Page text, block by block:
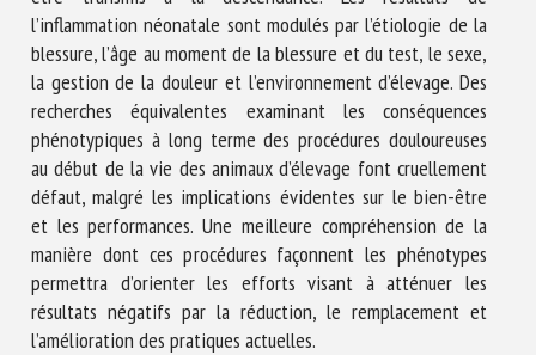
l’inflammation néonatale sont modulés par l’étiologie de la
blessure, l’âge au moment de la blessure et du test, le sexe,
la gestion de la douleur et l’environnement d’élevage. Des
recherches équivalentes examinant les conséquences
phénotypiques à long terme des procédures douloureuses
au début de la vie des animaux d’élevage font cruellement
défaut, malgré les implications évidentes sur le bien-être
et les performances. Une meilleure compréhension de la
manière dont ces procédures façonnent les phénotypes
permettra d’orienter les efforts visant à atténuer les
résultats négatifs par la réduction, le remplacement et
l’amélioration des pratiques actuelles.